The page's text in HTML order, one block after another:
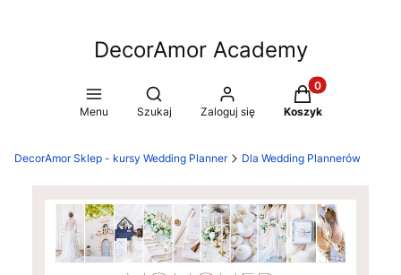
DecorAmor Academy
Menu
Otwórz wyszukiwarkę
Szukaj Zaloguj się
Produkty w
Koszyk
DecorAmor Sklep - kursy Wedding Planner Dla Wedding Plannerów